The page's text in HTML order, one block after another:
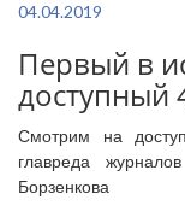
04.04.2019
Первый в
доступный
Смотрим на
главреда
Борзенкова